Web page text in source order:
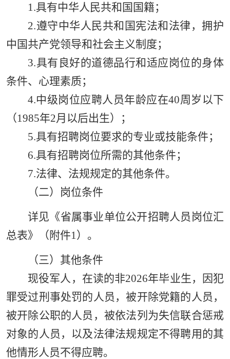
1.具有中华人民共和国国籍；
2.遵守中华人民共和国宪法和法律，拥护
中国共产党领导和社会主义制度；
3.具有良好的道德品行和适应岗位的身体
条件、心理素质；
4.中级岗位应聘人员年龄应在40周岁以下
（1985年2月以后出生）；
5.具有招聘岗位要求的专业或技能条件；
6.具有招聘岗位所需的其他条件；
7.法律、法规规定的其他条件。
（二）岗位条件
详见《省属事业单位公开招聘人员岗位汇
总表》（附件1）。
（三）其他条件
现役军人，在读的非2026年毕业生，因犯
罪受过刑事处罚的人员，被开除党籍的人员，
被开除公职的人员，被依法列为失信联合惩戒
对象的人员，以及法律法规规定不得聘用的其
他情形人员不得应聘。